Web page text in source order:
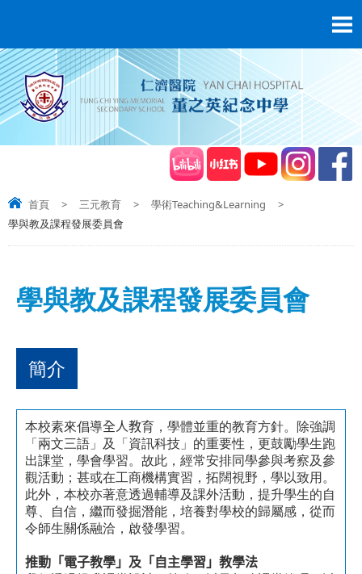
首頁 > 三元教育 > 學術Teaching&Learning
>
學與教及課程發展委員會
學與教及課程發展委員會
簡介
本校素來倡導全人教育，學體並重的教育方針。除強調
「兩文三語」及「資訊科技」的重要性，更鼓勵學生跑
出課堂，學會學習。故此，經常安排同學參與考察及參
觀活動；甚或在工商機構實習，拓闊視野，學以致用。
此外，本校亦著意透過輔導及課外活動，提升學生的自
尊、自信，繼而發掘潛能，培養對學校的歸屬感，從而
令師生關係融洽，啟發學習。
推動「 電子教學 」及「 自主學習 」教學法